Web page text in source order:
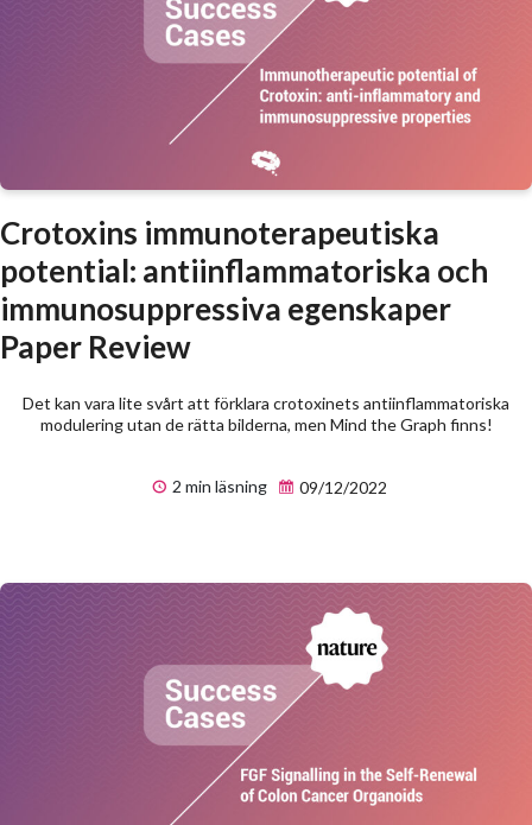
Crotoxins immunoterapeutiska
potential: antiinflammatoriska och
immunosuppressiva egenskaper
Paper Review
Det kan vara lite svårt att förklara crotoxinets antiinflammatoriska
modulering utan de rätta bilderna, men Mind the Graph finns!
2 min läsning 09/12/2022